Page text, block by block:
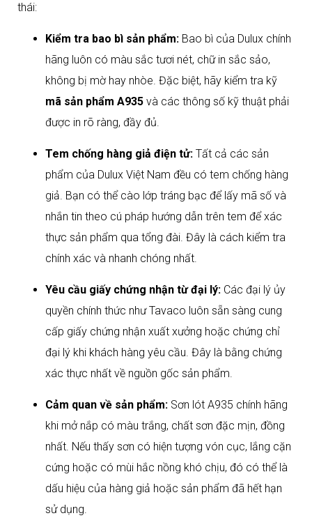
thái:
Kiểm tra bao bì sản phẩm: Bao bì của Dulux chính
hãng luôn có màu sắc tươi nét, chữ in sắc sảo,
không bị mờ hay nhòe. Đặc biệt, hãy kiểm tra kỹ
mã sản phẩm A935 và các thông số kỹ thuật phải
được in rõ ràng, đầy đủ.
Tem chống hàng giả điện tử: Tất cả các sản
phẩm của Dulux Việt Nam đều có tem chống hàng
giả. Bạn có thể cào lớp tráng bạc để lấy mã số và
nhắn tin theo cú pháp hướng dẫn trên tem để xác
thực sản phẩm qua tổng đài. Đây là cách kiểm tra
chính xác và nhanh chóng nhất.
Yêu cầu giấy chứng nhận từ đại lý: Các đại lý ủy
quyền chính thức như Tavaco luôn sẵn sàng cung
cấp giấy chứng nhận xuất xưởng hoặc chứng chỉ
đại lý khi khách hàng yêu cầu. Đây là bằng chứng
xác thực nhất về nguồn gốc sản phẩm.
Cảm quan về sản phẩm: Sơn lót A935 chính hãng
khi mở nắp có màu trắng, chất sơn đặc mịn, đồng
nhất. Nếu thấy sơn có hiện tượng vón cục, lắng cặn
cứng hoặc có mùi hắc nồng khó chịu, đó có thể là
dấu hiệu của hàng giả hoặc sản phẩm đã hết hạn
sử dụng.